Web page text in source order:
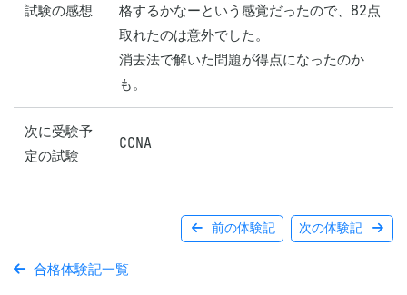
試験の感想
格するかなーという感覚だったので、82点
取れたのは意外でした。
消去法で解いた問題が得点になったのか
も。
次に受験予
定の試験
CCNA
前の体験記 次の体験記
合格体験記一覧